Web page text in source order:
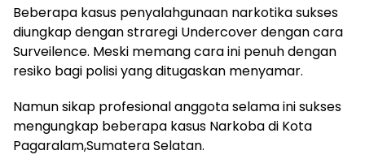
Beberapa kasus penyalahgunaan narkotika sukses
diungkap dengan straregi Undercover dengan cara
Surveilence. Meski memang cara ini penuh dengan
resiko bagi polisi yang ditugaskan menyamar.
Namun sikap profesional anggota selama ini sukses
mengungkap beberapa kasus Narkoba di Kota
Pagaralam,Sumatera Selatan.